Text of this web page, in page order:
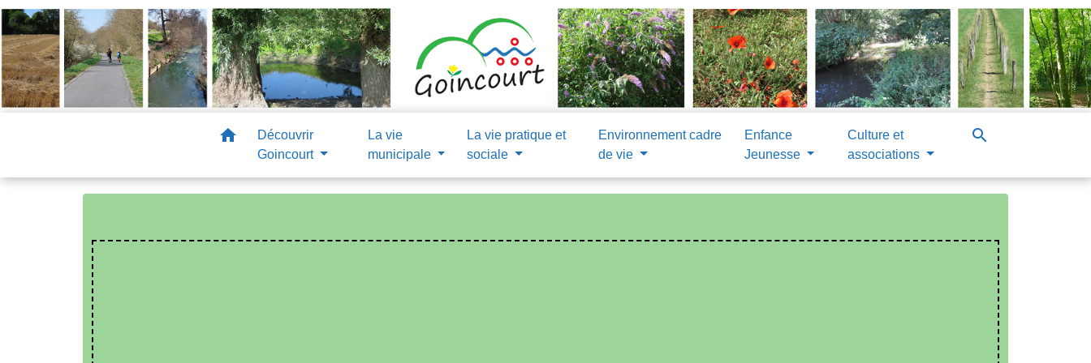
home
Découvrir
Goincourt
La vie
municipale
La vie pratique et
sociale
Environnement cadre
de vie
Enfance
Jeunesse
Culture et
associations
search